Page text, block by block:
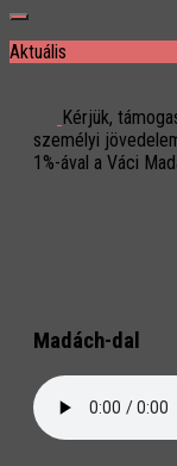
Aktuális
Kérjük,
személyi
1%-ával a Váci
Madách-dal